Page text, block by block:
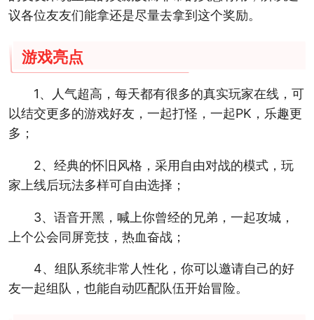
议各位友友们能拿还是尽量去拿到这个奖励。
游戏亮点
1、人气超高，每天都有很多的真实玩家在线，可
以结交更多的游戏好友，一起打怪，一起PK，乐趣更
多；
2、经典的怀旧风格，采用自由对战的模式，玩
家上线后玩法多样可自由选择；
3、语音开黑，喊上你曾经的兄弟，一起攻城，
上个公会同屏竞技，热血奋战；
4、组队系统非常人性化，你可以邀请自己的好
友一起组队，也能自动匹配队伍开始冒险。